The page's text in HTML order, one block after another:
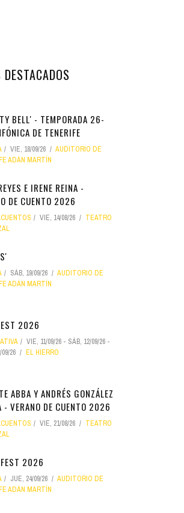
DESTACADOS
BELL' - TEMPORADA 26-
DE TENERIFE
VIE, 18/09/26
AUDITORIO DE
ADÁN MARTÍN
E IRENE REINA -
DE CUENTO 2026
VIE, 14/08/26
TEATRO
SÁB, 19/09/26
AUDITORIO DE
ADÁN MARTÍN
2026
VIE, 11/09/26 - SÁB, 12/09/26 -
26
EL HIERRO
ABBA Y ANDRÉS GONZÁLEZ
- VERANO DE CUENTO 2026
VIE, 21/08/26
TEATRO
2026
JUE, 24/09/26
AUDITORIO DE
ADÁN MARTÍN